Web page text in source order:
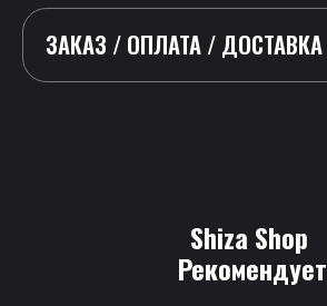
ЗАКАЗ / ОПЛАТА / ДОСТАВКА
Shiza Shop
Рекомендует